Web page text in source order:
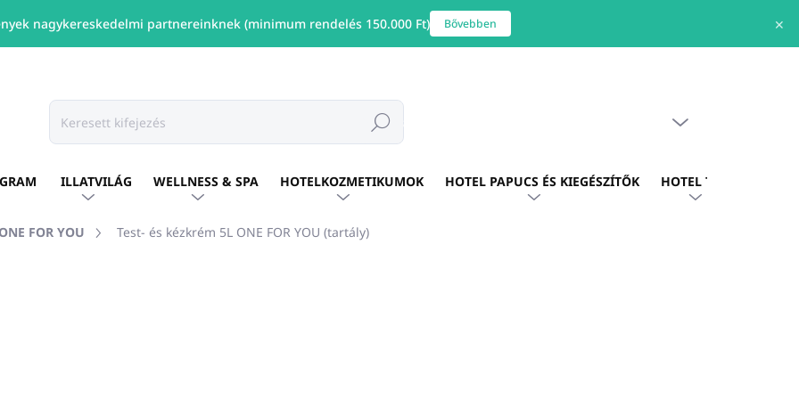
nagykereskedelmi partnereinknek (minimum rendelés 150.000 Ft) Bővebben ✕
Keresés
ILLATVILÁG WELLNESS & SPA HOTELKOZMETIKUMOK HOTEL PAPUCS ÉS KIEGÉSZÍTŐK HOTEL TEXTIL
ONE FOR YOU Test- és kézkrém 5L ONE FOR YOU (tartály)